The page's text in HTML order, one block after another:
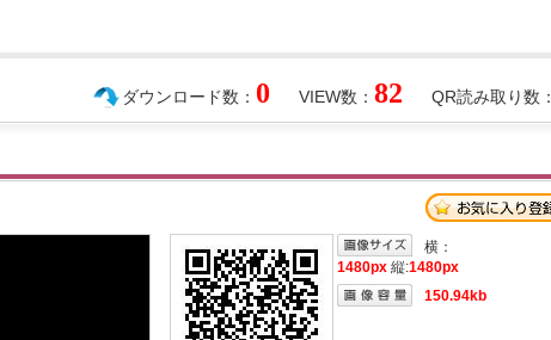
QR読み取り数：
VIEW数： 82
ダウンロード数： 0
横：
1480px 縦:1480px
150.94kb